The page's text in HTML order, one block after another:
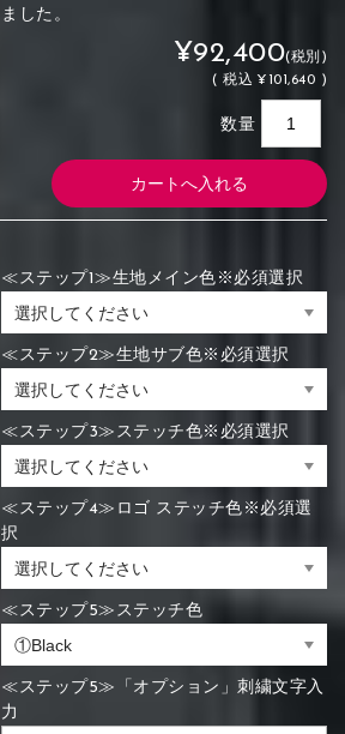
ました。
¥92,400(税別)
(税込 ¥101,640 )
数量
≪ステップ1≫生地メイン色※必須選択
≪ステップ2≫生地サブ色※必須選択
≪ステップ3≫ステッチ色※必須選択
≪ステップ4≫ロゴ ステッチ色※必須選
択
≪ステップ5≫ステッチ色
≪ステップ5≫「オプション」刺繍文字入
力